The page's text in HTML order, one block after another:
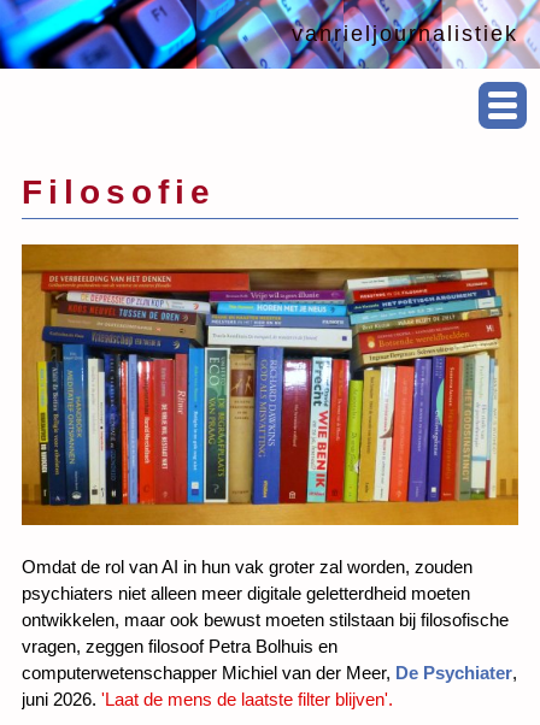
vanrieljournalistiek
Filosofie
Omdat de rol van AI in hun vak groter zal worden, zouden
psychiaters niet alleen meer digitale geletterdheid moeten
ontwikkelen, maar ook bewust moeten stilstaan bij filosofische
vragen, zeggen filosoof Petra Bolhuis en
computerwetenschapper Michiel van der Meer, De Psychiater,
juni 2026. 'Laat de mens de laatste filter blijven'.